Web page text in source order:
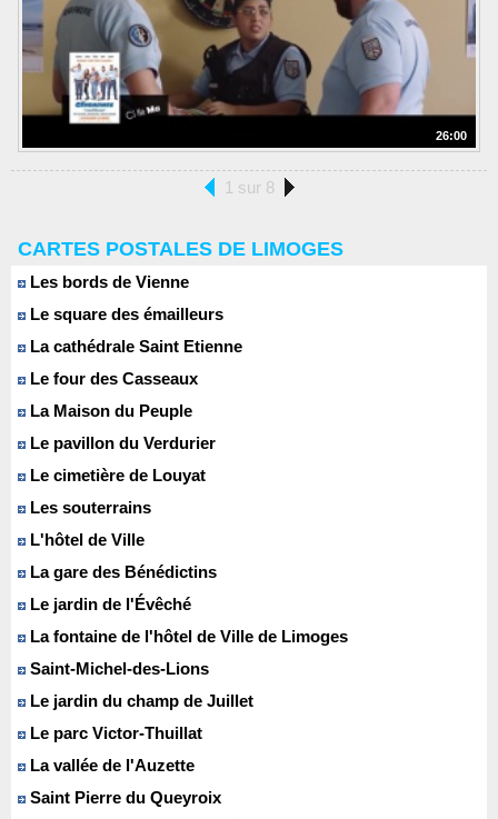
26:00
1 sur 8
CARTES POSTALES DE LIMOGES
Les bords de Vienne
Le square des émailleurs
La cathédrale Saint Etienne
Le four des Casseaux
La Maison du Peuple
Le pavillon du Verdurier
Le cimetière de Louyat
Les souterrains
L'hôtel de Ville
La gare des Bénédictins
Le jardin de l'Évêché
La fontaine de l'hôtel de Ville de Limoges
Saint-Michel-des-Lions
Le jardin du champ de Juillet
Le parc Victor-Thuillat
La vallée de l'Auzette
Saint Pierre du Queyroix